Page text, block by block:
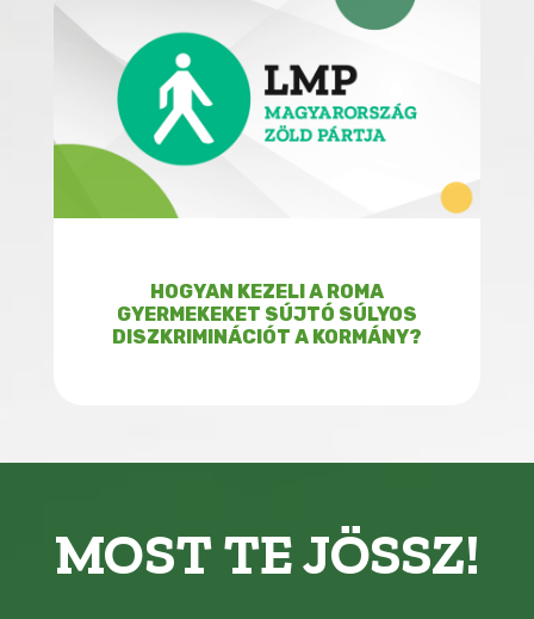
HOGYAN KEZELI A ROMA
GYERMEKEKET SÚJTÓ SÚLYOS
DISZKRIMINÁCIÓT A KORMÁNY?
MOST TE JÖSSZ!